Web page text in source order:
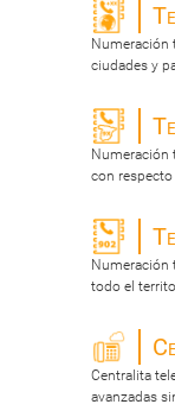
Numeración
ciudades y
Numeración
con
Numeración
todo el
Centralita
avanzadas